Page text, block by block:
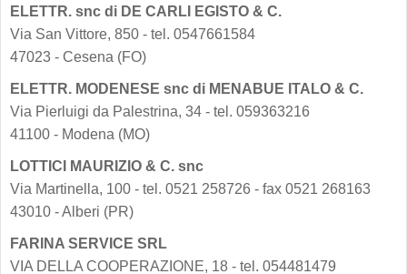
ELETTR. snc di DE CARLI EGISTO & C.
Via San Vittore, 850 - tel. 0547661584
47023 - Cesena (FO)
ELETTR. MODENESE snc di MENABUE ITALO & C.
Via Pierluigi da Palestrina, 34 - tel. 059363216
41100 - Modena (MO)
LOTTICI MAURIZIO & C. snc
Via Martinella, 100 - tel. 0521 258726 - fax 0521 268163
43010 - Alberi (PR)
FARINA SERVICE SRL
VIA DELLA COOPERAZIONE, 18 - tel. 054481479